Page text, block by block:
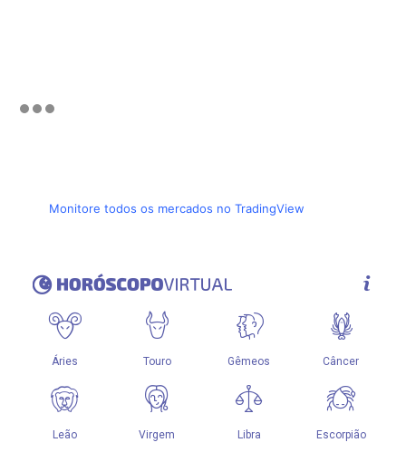
Monitore todos os mercados no TradingView